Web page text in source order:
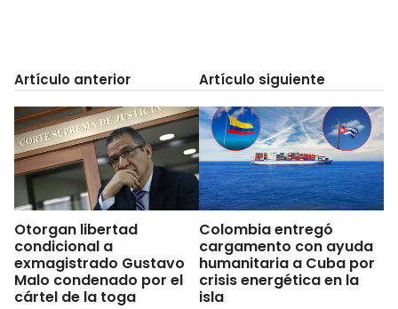
Artículo anterior
Otorgan libertad
condicional a
exmagistrado Gustavo
Malo condenado por el
cártel de la toga
Artículo siguiente
Colombia entregó
cargamento con ayuda
humanitaria a Cuba por
crisis energética en la
isla